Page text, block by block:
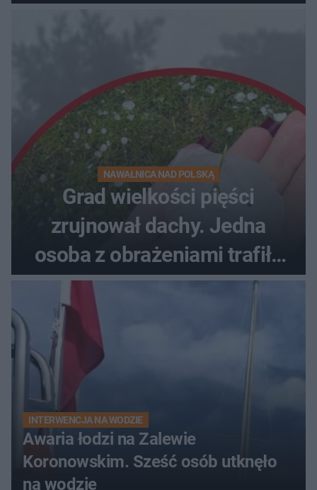
NAWAŁNICA NAD POLSKĄ
Grad wielkości pięści
zrujnował dachy. Jedna
osoba z obrażeniami trafiła
do szpitala
INTERWENCJA NA WODZIE
Awaria łodzi na Zalewie
Koronowskim. Sześć osób utknęło
na wodzie